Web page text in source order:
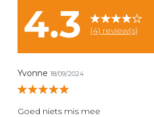
4.3 (4) review(s)
Yvonne 18/09/2024
Goed niets mis mee